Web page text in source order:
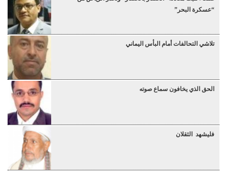
“عسكرة البحر”
تلاشي التحالفات أمام البأس اليماني
الحق الذي يخافون سماع صوته
فليشهد الثقلان